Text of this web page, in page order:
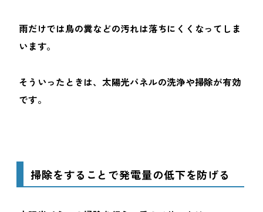
雨だけでは鳥の糞などの汚れは落ちにくくなってしま
います。
そういったときは、太陽光パネルの洗浄や掃除が有効
です。
掃除をすることで発電量の低下を防げる